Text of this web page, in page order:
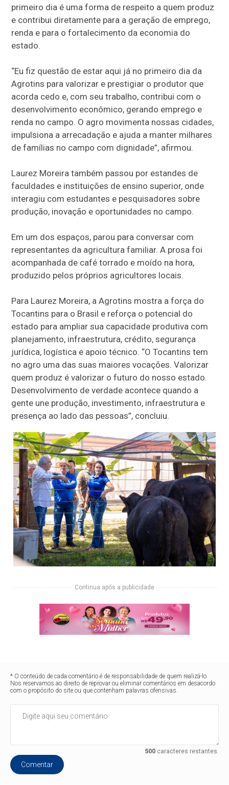
primeiro dia é uma forma de respeito a quem produz
e contribui diretamente para a geração de emprego,
renda e para o fortalecimento da economia do
estado.
“Eu fiz questão de estar aqui já no primeiro dia da
Agrotins para valorizar e prestigiar o produtor que
acorda cedo e, com seu trabalho, contribui com o
desenvolvimento econômico, gerando emprego e
renda no campo. O agro movimenta nossas cidades,
impulsiona a arrecadação e ajuda a manter milhares
de famílias no campo com dignidade”, afirmou.
Laurez Moreira também passou por estandes de
faculdades e instituições de ensino superior, onde
interagiu com estudantes e pesquisadores sobre
produção, inovação e oportunidades no campo.
Em um dos espaços, parou para conversar com
representantes da agricultura familiar. A prosa foi
acompanhada de café torrado e moído na hora,
produzido pelos próprios agricultores locais.
Para Laurez Moreira, a Agrotins mostra a força do
Tocantins para o Brasil e reforça o potencial do
estado para ampliar sua capacidade produtiva com
planejamento, infraestrutura, crédito, segurança
jurídica, logística e apoio técnico. “O Tocantins tem
no agro uma das suas maiores vocações. Valorizar
quem produz é valorizar o futuro do nosso estado.
Desenvolvimento de verdade acontece quando a
gente une produção, investimento, infraestrutura e
presença ao lado das pessoas”, concluiu.
Continua após a publicidade
* O conteúdo de cada comentário é de responsabilidade de quem realizá-lo.
Nos reservamos ao direito de reprovar ou eliminar comentários em desacordo
com o propósito do site ou que contenham palavras ofensivas.
500caracteres restantes.
Comentar